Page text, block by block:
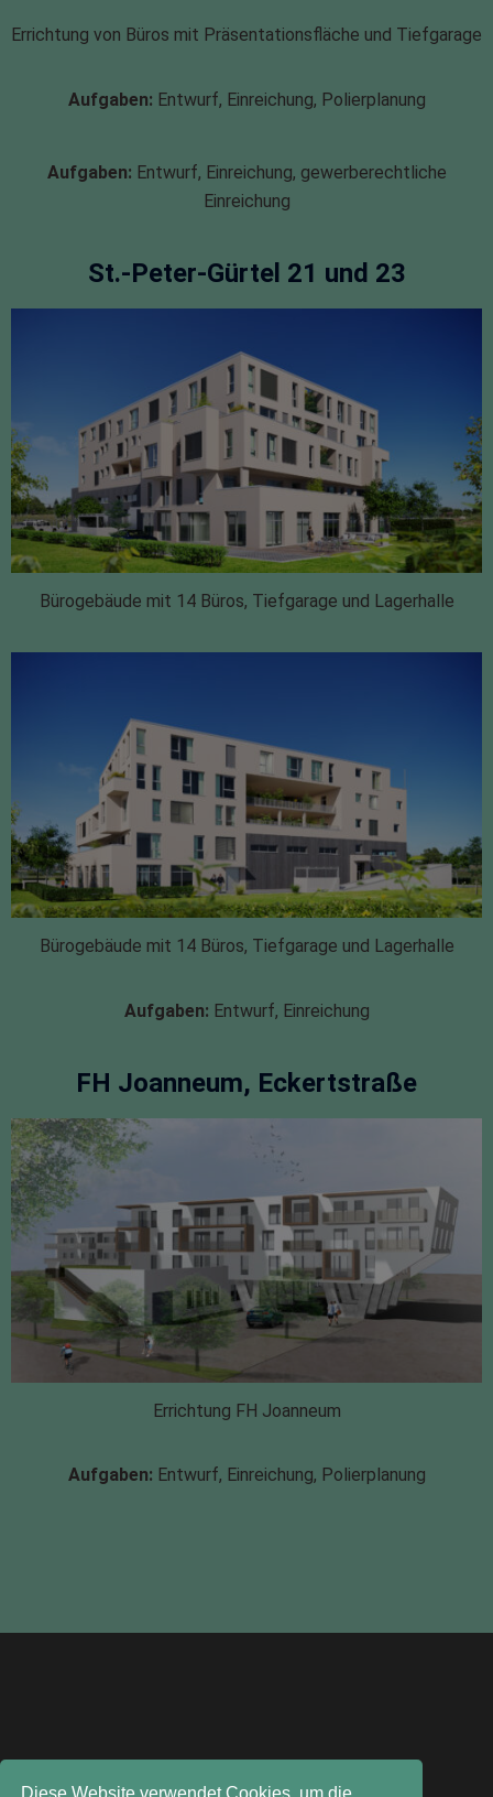
Errichtung von Büros mit Präsentationsfläche und Tiefgarage
Aufgaben: Entwurf, Einreichung, Polierplanung
Aufgaben: Entwurf, Einreichung, gewerberechtliche
Einreichung
St.-Peter-Gürtel 21 und 23
Bürogebäude mit 14 Büros, Tiefgarage und Lagerhalle
Bürogebäude mit 14 Büros, Tiefgarage und Lagerhalle
Aufgaben: Entwurf, Einreichung
FH Joanneum, Eckertstraße
Errichtung FH Joanneum
Aufgaben: Entwurf, Einreichung, Polierplanung
Diese Website verwendet Cookies, um die